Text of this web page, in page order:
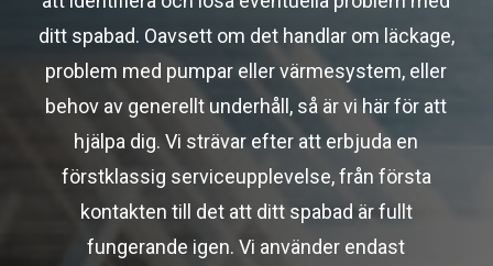
ditt spabad. Oavsett om det handlar om läckage,
problem med pumpar eller värmesystem, eller
behov av generellt underhåll, så är vi här för att
hjälpa dig. Vi strävar efter att erbjuda en
förstklassig serviceupplevelse, från första
kontakten till det att ditt spabad är fullt
fungerande igen. Vi använder endast